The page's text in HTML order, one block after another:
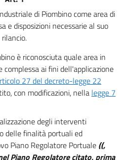
di Piombino come area di
e disposizioni necessarie al suo
rilancio.
è riconosciuta quale area in
complessa ai fini dell'applicazione
27 del decreto-legge 22
con modificazioni, nella legge 7
degli interventi
delle finalità portuali ed
Piano Regolatore Portuale ((,
Piano Regolatore citato, prima